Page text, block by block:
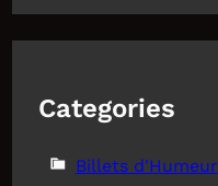
Categories
Billets d'Humeur